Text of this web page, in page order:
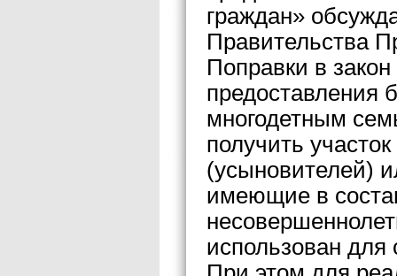
граждан»
Правительства
Поправки в
предоставления
многодетным
получить
(усыновителей)
имеющие в
использован для